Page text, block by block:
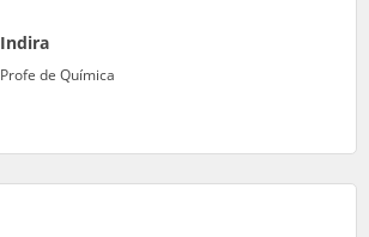
Indira
Profe de Química